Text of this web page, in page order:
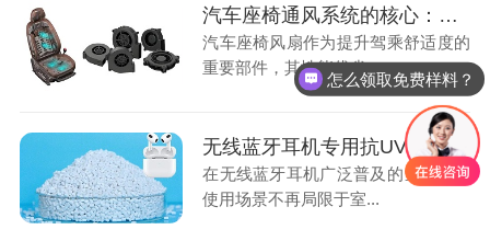
汽车座椅通风系统的核心：玻纤增强尼龙材料解决方案
汽车座椅风扇作为提升驾乘舒适度的
重要部件，其性能优劣...
无线蓝牙耳机专用抗UV ABS材料，守护使用品质
在无线蓝牙耳机广泛普及的当下，其
使用场景不再局限于室...
怎么领取免费样料？